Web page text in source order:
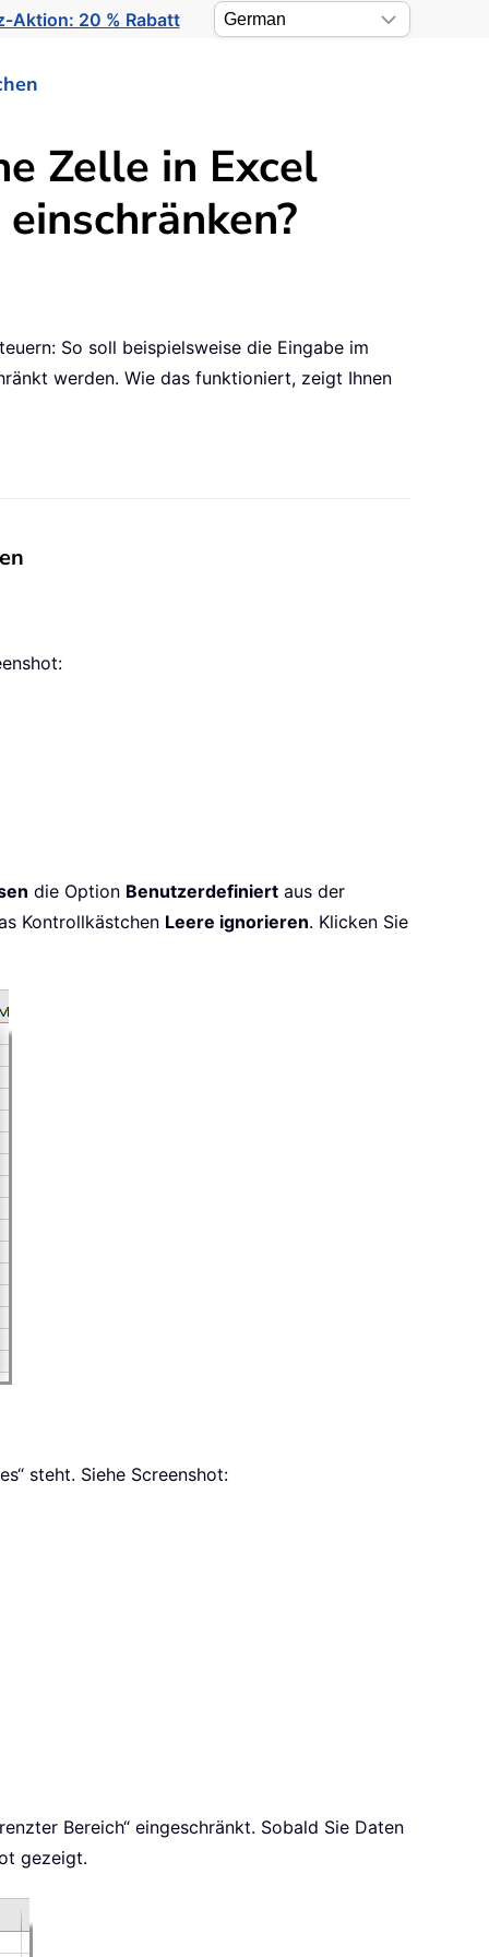
Aktion: 20 % Rabatt
Zelle in Excel
So soll beispielsweise die Eingabe im
werden. Wie das funktioniert, zeigt Ihnen
die Option Benutzerdefiniert aus der
Kontrollkästchen Leere ignorieren. Klicken Sie
steht. Siehe Screenshot:
Bereich“ eingeschränkt. Sobald Sie Daten
gezeigt.